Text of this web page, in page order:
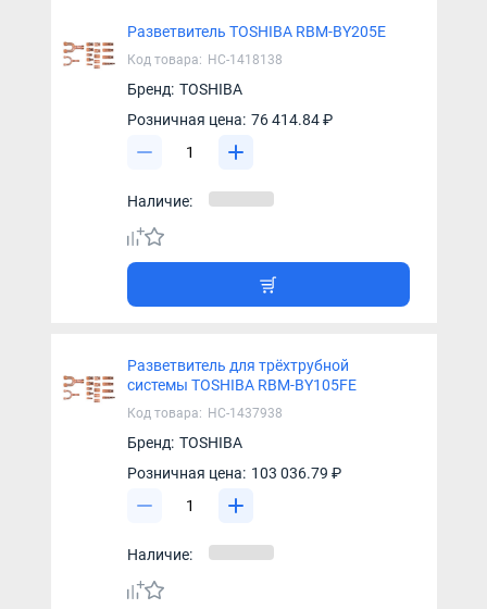
Разветвитель TOSHIBA RBM-BY205E
Код товара: НС-1418138
Бренд: TOSHIBA
Розничная цена: 76 414.84 ₽
Наличие:
Разветвитель для трёхтрубной
системы TOSHIBA RBM-BY105FE
Код товара: НС-1437938
Бренд: TOSHIBA
Розничная цена: 103 036.79 ₽
Наличие: